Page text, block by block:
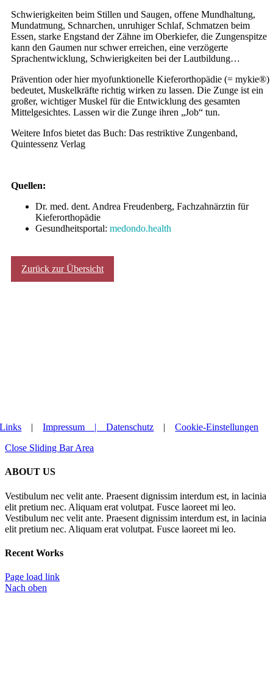
Zurück zur Übersicht
Schwierigkeiten beim Stillen und Saugen, offene Mundhaltung,
Mundatmung, Schnarchen, unruhiger Schlaf, Schmatzen beim
Essen, starke Engstand der Zähne im Oberkiefer, die Zungenspitze
kann den Gaumen nur schwer erreichen, eine verzögerte
Sprachentwicklung, Schwierigkeiten bei der Lautbildung…
Prävention oder hier myofunktionelle Kieferorthopädie (= mykie®)
bedeutet, Muskelkräfte richtig wirken zu lassen. Die Zunge ist ein
großer, wichtiger Muskel für die Entwicklung des gesamten
Mittelgesichtes. Lassen wir die Zunge ihren „Job“ tun.
Weitere Infos bietet das Buch: Das restriktive Zungenband,
Quintessenz Verlag
Quellen:
Dr. med. dent. Andrea Freudenberg, Fachzahnärztin für
Kieferorthopädie
Gesundheitsportal: medondo.health
Links |Impressum |Datenschutz |Cookie-Einstellungen
Close Sliding Bar Area
ABOUT US
Vestibulum nec velit ante. Praesent dignissim interdum est, in lacinia
elit pretium nec. Aliquam erat volutpat. Fusce laoreet mi leo.
Vestibulum nec velit ante. Praesent dignissim interdum est, in lacinia
elit pretium nec. Aliquam erat volutpat. Fusce laoreet mi leo.
Recent Works
Page load link
Nach oben